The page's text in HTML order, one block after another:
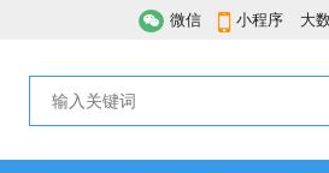
微信 小程序 大